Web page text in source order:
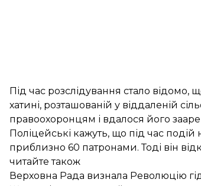
Під час розслідування стало відомо,
хатині, розташованій у віддаленій
правоохоронцям і вдалося його
Поліцейські кажуть, що під час
приблизно 60 патронами. Тоді він
читайте також
Верховна Рада визнала Революцію